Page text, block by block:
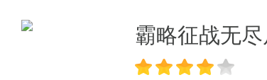
霸略征战无